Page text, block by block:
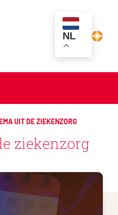
NL
UIT DE ZIEKENZORG
ziekenzorg